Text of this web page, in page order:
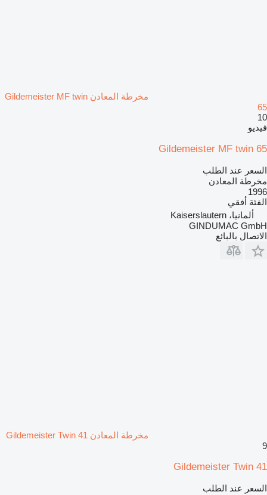
مخرطة المعادن Gildemeister MF twin
65
10
فيديو
Gildemeister MF twin 65
السعر عند الطلب
مخرطة المعادن
1996
الفئة أفقي
ألمانيا، Kaiserslautern
GINDUMAC GmbH
الاتصال بالبائع
مخرطة المعادن Gildemeister Twin 41
9
Gildemeister Twin 41
السعر عند الطلب